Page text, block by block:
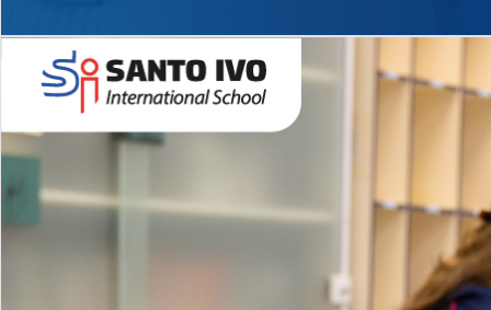
Novidades 2026 High School
EDUCAÇÃO INFANTIL
Inglês todos os dias